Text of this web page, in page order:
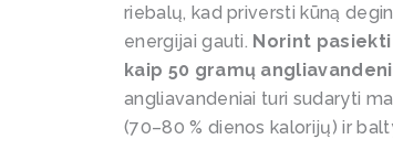
riebalų, kad priversti kūną
energijai gauti. Norint
kaip 50 gramų
angliavandeniai turi sudaryti
(70–80 % dienos kalorijų) ir